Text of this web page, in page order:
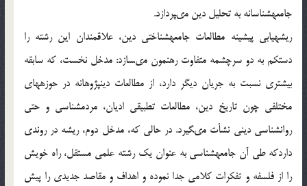
جامعه‏شناسانه به تحليل دين مى‏پردازد.
ريشه‏يابى پيشينه مطالعات جامعه‏شناختى دين، علاقمندان اين رشته را
دست‏كم به دو سرچشمه متفاوت رهنمون مى‏سازد: مدخل نخست، كه سابقه
بيش‏ترى نسبت به جريان ديگر دارد، از مطالعات دين‏پژوهانه در حوزه‏هاى
مختلفى چون تاريخ دين، مطالعات تطبيقى اديان، مردم‏شناسى و حتى
روان‏شناسى دينى نشأت مى‏گيرد. در حالى كه، مدخل دوم، ريشه در روندى
داردكه طى آن جامعه‏شناسى به عنوان يك رشته علمى مستقل، راه خويش
را از فلسفه و تفكرات كلامى جدا نموده و اهداف و مقاصد جديدى را پيش